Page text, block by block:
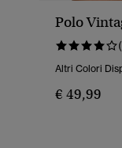
Polo
Altri Colori
€ 49,99